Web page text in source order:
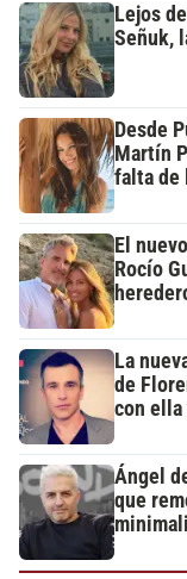
Lejos
Señuk,
Desde
Martín
falta de
El
Rocío
La
de
con ella
Ángel
que